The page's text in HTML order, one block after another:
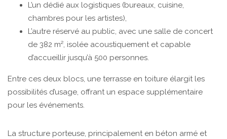
L’un dédié aux logistiques (bureaux, cuisine,
chambres pour les artistes),
L’autre réservé au public, avec une salle de concert
de 382 m², isolée acoustiquement et capable
d’accueillir jusqu’à 500 personnes.
Entre ces deux blocs, une terrasse en toiture élargit les
possibilités d’usage, offrant un espace supplémentaire
pour les événements.
La structure porteuse, principalement en béton armé et